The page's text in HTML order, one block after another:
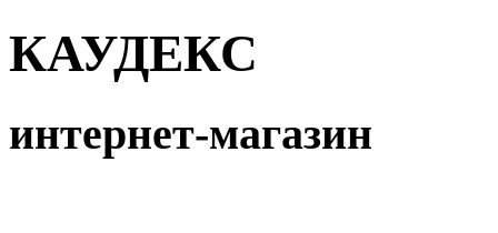
КАУДЕКС
интернет-магазин